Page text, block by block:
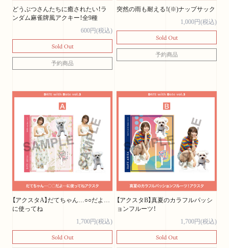
どうぶつさんたちに癒されたい！ラ
ンダム麻雀牌風アクキー！全9種
600円(税込)
Sold Out
予約商品
突然の雨も耐える！(※)ナップサック
1,000円(税込)
Sold Out
予約商品
【アクスタA】だてちゃん…○○だよ…
に使ってね
1,700円(税込)
Sold Out
【アクスタB】真夏のカラフルパッシ
ョンフルーツ！
1,700円(税込)
Sold Out